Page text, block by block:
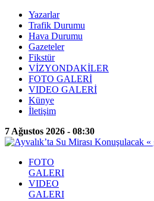
Yazarlar
Trafik Durumu
Hava Durumu
Gazeteler
Fikstür
VİZYONDAKİLER
FOTO GALERİ
VIDEO GALERİ
Künye
İletişim
7 Ağustos 2026 - 08:30
FOTO
GALERI
VIDEO
GALERI